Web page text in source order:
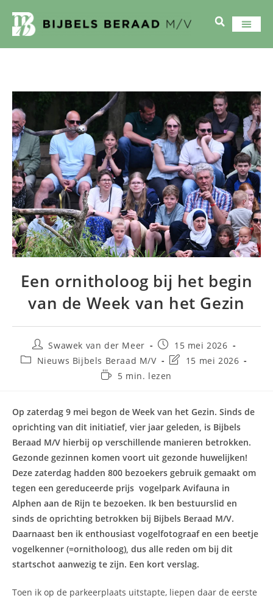
Een ornitholoog bij het begin
van de Week van het Gezin
Swawek van der Meer
15 mei 2026
Nieuws Bijbels Beraad M/V
15 mei 2026
5 min. lezen
Op zaterdag 9 mei begon de Week van het Gezin. Sinds de
oprichting van dit initiatief, vier jaar geleden, is Bijbels
Beraad M/V hierbij op verschillende manieren betrokken.
Gezonde gezinnen komen voort uit gezonde huwelijken!
Deze zaterdag hadden 800 bezoekers gebruik gemaakt om
tegen een gereduceerde prijs vogelpark Avifauna in
Alphen aan de Rijn te bezoeken. Ik ben bestuurslid en
sinds de oprichting betrokken bij Bijbels Beraad M/V.
Daarnaast ben ik enthousiast vogelfotograaf en een beetje
vogelkenner (=ornitholoog), dus alle reden om bij dit
startschot aanwezig te zijn. Een kort verslag.
Toen ik op de parkeerplaats uitstapte, liepen daar de eerste